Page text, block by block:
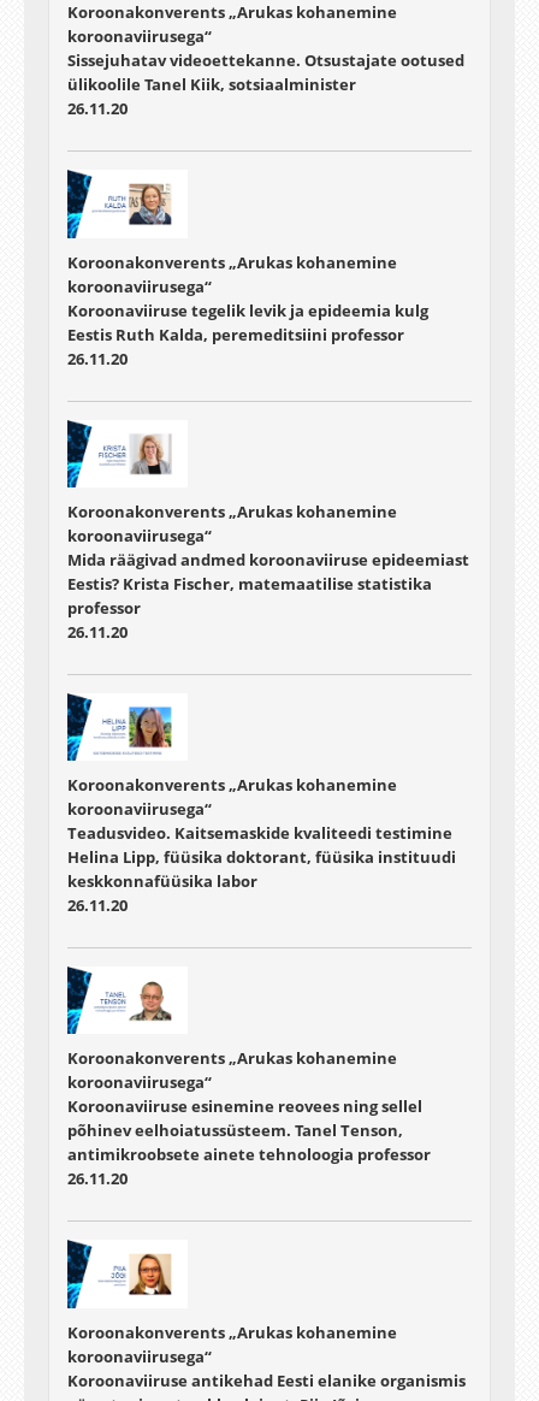
Koroonakonverents „Arukas kohanemine
koroonaviirusega“
Sissejuhatav videoettekanne. Otsustajate ootused
ülikoolile Tanel Kiik, sotsiaalminister
26.11.20
Koroonakonverents „Arukas kohanemine
koroonaviirusega“
Koroonaviiruse tegelik levik ja epideemia kulg
Eestis Ruth Kalda, peremeditsiini professor
26.11.20
Koroonakonverents „Arukas kohanemine
koroonaviirusega“
Mida räägivad andmed koroonaviiruse epideemiast
Eestis? Krista Fischer, matemaatilise statistika
professor
26.11.20
Koroonakonverents „Arukas kohanemine
koroonaviirusega“
Teadusvideo. Kaitsemaskide kvaliteedi testimine
Helina Lipp, füüsika doktorant, füüsika instituudi
keskkonnafüüsika labor
26.11.20
Koroonakonverents „Arukas kohanemine
koroonaviirusega“
Koroonaviiruse esinemine reovees ning sellel
põhinev eelhoiatussüsteem. Tanel Tenson,
antimikroobsete ainete tehnoloogia professor
26.11.20
Koroonakonverents „Arukas kohanemine
koroonaviirusega“
Koroonaviiruse antikehad Eesti elanike organismis